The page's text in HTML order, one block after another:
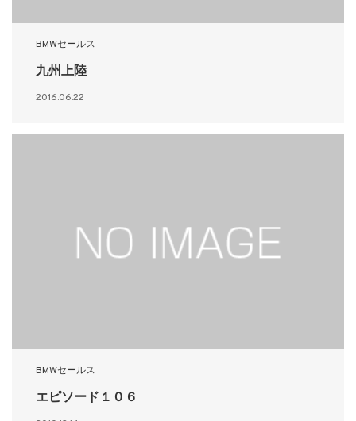
BMWセールス
九州上陸
2016.06.22
BMWセールス
エピソード１０６